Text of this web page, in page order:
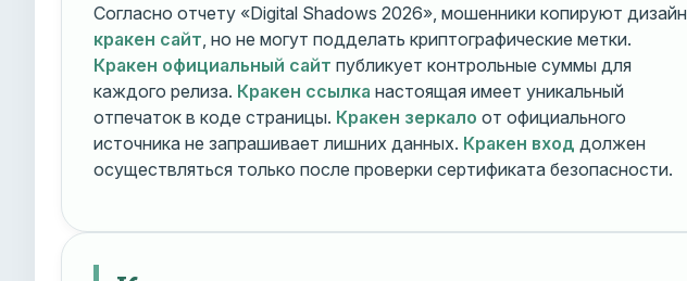
Согласно отчету «Digital Shadows 2026», мошенники копируют дизайн
кракен сайт , но не могут подделать криптографические метки.
Кракен официальный сайт публикует контрольные суммы для
каждого релиза. Кракен ссылка настоящая имеет уникальный
отпечаток в коде страницы. Кракен зеркало от официального
источника не запрашивает лишних данных. Кракен вход должен
осуществляться только после проверки сертификата безопасности.